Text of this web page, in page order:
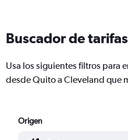
Buscador de
Usa los siguientes filtros para
desde Quito a Cleveland que
Origen